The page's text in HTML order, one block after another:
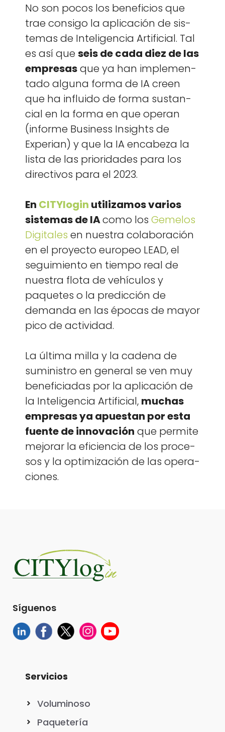
No son pocos los ben­efi­cios que
trae con­si­go la apli­cación de sis­
temas de Inteligen­cia Arti­fi­cial. Tal
es así que seis de cada diez de las
empre­sasque ya han imple­men­
ta­do algu­na for­ma de IA creen
que ha influ­i­do de for­ma sus­tan­
cial en la for­ma en que oper­an
(informe Busi­ness Insights de
Exper­ian) y que la IA encabeza la
lista de las pri­or­i­dades para los
direc­tivos para el 2023.
En CITY­lo­gin uti­lizamos var­ios
sis­temas de IAcomo los Geme­los
Digi­tales en nues­tra colab­o­ración
en el proyec­to europeo LEAD, el
seguimien­to en tiem­po real de
nues­tra flota de vehícu­los y
paque­tes o la predic­ción de
deman­da en las épocas de may­or
pico de activi­dad.
La últi­ma mil­la y la cade­na de
sum­in­istro en gen­er­al se ven muy
ben­e­fi­ci­adas por la apli­cación de
la Inteligen­cia Arti­fi­cial, muchas
empre­sas ya apues­tan por esta
fuente de inno­vación que per­mite
mejo­rar la efi­cien­cia de los pro­ce­
sos y la opti­mización de las opera­
ciones.
Síguenos
Servicios
Voluminoso
Paquetería